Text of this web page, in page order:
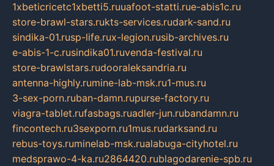
1xbeticricetc1xbetti5.ruuafoot-statti.rue-abis1c.ru
store-brawl-stars.rukts-services.rudark-sand.ru
sindika-01.rusp-life.rux-legion.rusib-archives.ru
e-abis-1-c.rusindika01.ruvenda-festival.ru
store-brawlstars.rudooraleksandria.ru
antenna-highly.rumine-lab-msk.ru1-mus.ru
3-sex-porn.ruban-damn.rupurse-factory.ru
viagra-tablet.rufasbags.ruadler-jun.rubandamn.ru
fincontech.ru3sexporn.ru1mus.rudarksand.ru
rebus-toys.ruminelab-msk.rualabuga-cityhotel.ru
medsprawo-4-ka.ru2864420.rublagodarenie-spb.ru